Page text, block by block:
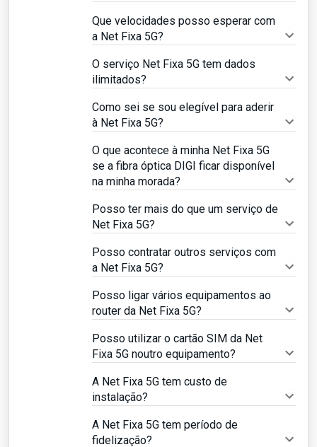
Que velocidades posso esperar com
a Net Fixa 5G?
O serviço Net Fixa 5G tem dados
ilimitados?
Como sei se sou elegível para aderir
à Net Fixa 5G?
O que acontece à minha Net Fixa 5G
se a fibra óptica DIGI ficar disponível
na minha morada?
Posso ter mais do que um serviço de
Net Fixa 5G?
Posso contratar outros serviços com
a Net Fixa 5G?
Posso ligar vários equipamentos ao
router da Net Fixa 5G?
Posso utilizar o cartão SIM da Net
Fixa 5G noutro equipamento?
A Net Fixa 5G tem custo de
instalação?
A Net Fixa 5G tem período de
fidelização?